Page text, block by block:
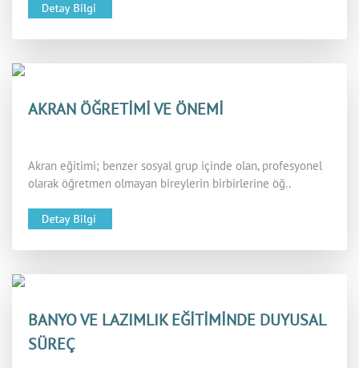
AKRAN ÖĞRETİMİ VE ÖNEMİ
Akran eğitimi; benzer sosyal grup içinde olan, profesyonel
olarak öğretmen olmayan bireylerin birbirlerine öğ..
BANYO VE LAZIMLIK EĞİTİMİNDE DUYUSAL
SÜREÇ